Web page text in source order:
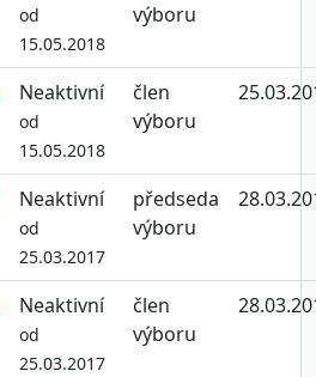
od
15.05.2018
výboru
Neaktivní
od
15.05.2018
člen
výboru
Neaktivní
od
25.03.2017
předseda
výboru
Neaktivní
od
25.03.2017
člen
výboru